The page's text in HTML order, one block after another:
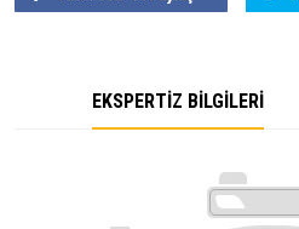
EKSPERTİZ BİLGİLERİ